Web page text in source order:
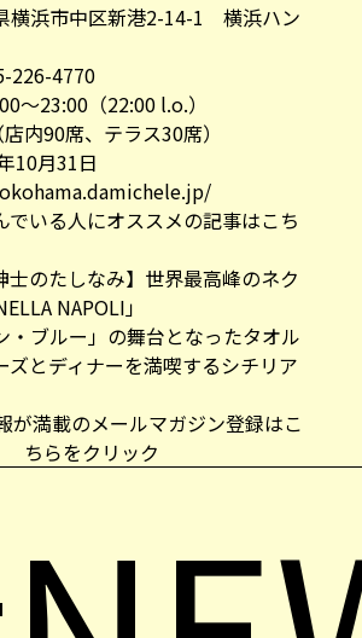
横浜市中区新港2-14-1 横浜ハン
226-4770
～23:00（22:00 l.o.）
内90席、テラス30席）
10月31日
でいる人にオススメの記事はこち
士のたしなみ】世界最高峰のネク
NAPOLI」
・ブルー」の舞台となったタオル
ズとディナーを満喫するシチリア
が満載のメールマガジン登録はこ
ちらをクリック